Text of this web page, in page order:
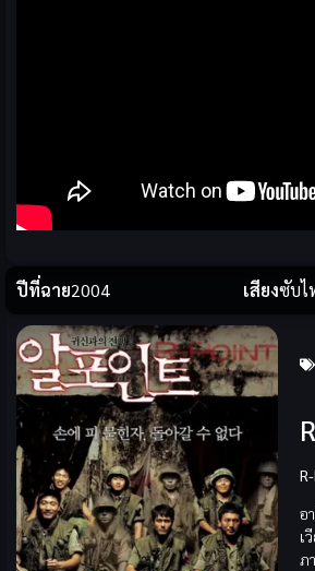
ปีที่ฉาย2004 เสียงซับไ
อ
เ
ภ